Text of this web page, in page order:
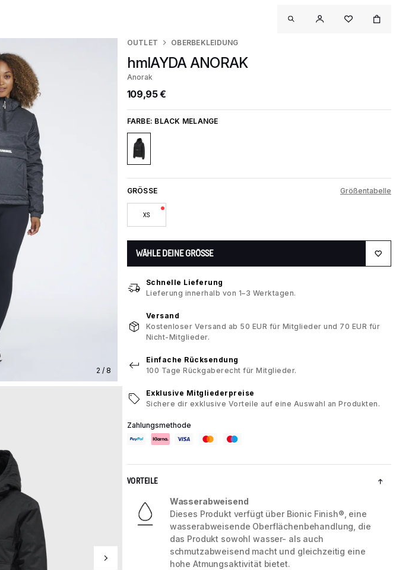
2 / 8
OUTLET OBERBEKLEIDUNG
hmlAYDA ANORAK
Anorak
109,95 €
FARBE: BLACK MELANGE
GRÖSSE Größentabelle
XS
WÄHLE DEINE GRÖSSE
Schnelle Lieferung
Lieferung innerhalb von 1–3 Werktagen.
Versand
Kostenloser Versand ab 50 EUR für Mitglieder und 70 EUR für
Nicht-Mitglieder.
Einfache Rücksendung
100 Tage Rückgaberecht für Mitglieder.
Exklusive Mitgliederpreise
Sichere dir exklusive Vorteile auf eine Auswahl an Produkten.
Zahlungsmethode
VORTEILE
Wasserabweisend
Dieses Produkt verfügt über Bionic Finish®, eine
wasserabweisende Oberflächenbehandlung, die
das Produkt sowohl wasser- als auch
schmutzabweisend macht und gleichzeitig eine
hohe Atmungsaktivität bietet.